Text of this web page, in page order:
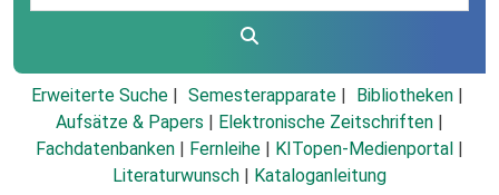
Erweiterte Suche Semesterapparate
Bibliotheken
Aufsätze & Papers
Elektronische Zeitschriften
Fachdatenbanken
Fernleihe KITopen-Medienportal
Literaturwunsch
Kataloganleitung